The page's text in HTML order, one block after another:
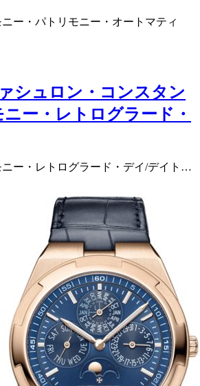
ー・パトリモニー・オートマティ
シュロン・コンスタン
ー・レトログラード・
ニー・レトログラード・デイ/デイト…